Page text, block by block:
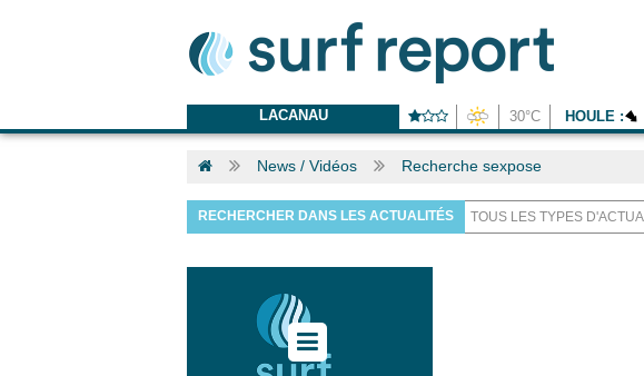
LACANAU 30°C HOULE :
News / Vidéos Recherche sexpose
RECHERCHER DANS LES ACTUALITÉS